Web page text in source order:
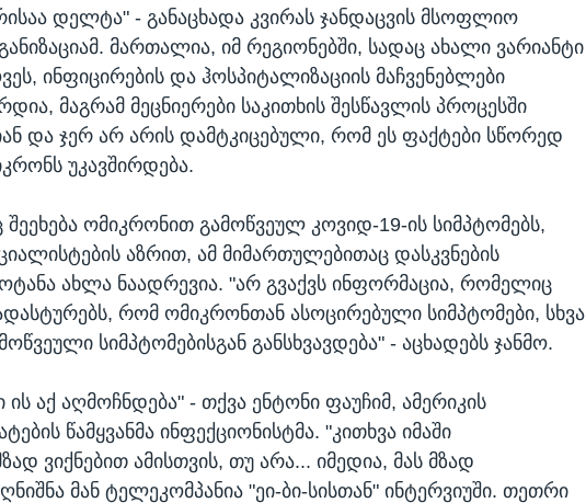
დელტა" - განაცხადა კვირას ჯანდაცვის მსოფლიო
მართალია, იმ რეგიონებში, სადაც ახალი ვარიანტი
ინფიცირების და ჰოსპიტალიზაციის მაჩვენებლები
მაგრამ მეცნიერები საკითხის შესწავლის პროცესში
და ჯერ არ არის დამტკიცებული, რომ ეს ფაქტები სწორედ
უკავშირდება.
შეეხება ომიკრონით გამოწვეულ კოვიდ-19-ის სიმპტომებს,
აზრით, ამ მიმართულებითაც დასკვნების
ახლა ნაადრევია. "არ გვაქვს ინფორმაცია, რომელიც
რომ ომიკრონთან ასოცირებული სიმპტომები, სხვა
სიმპტომებისგან განსხვავდება" - აცხადებს ჯანმო.
აქ აღმოჩნდება" - თქვა ენტონი ფაუჩიმ, ამერიკის
წამყვანმა ინფექციონისტმა. "კითხვა იმაში
ვიქნებით ამისთვის, თუ არა... იმედია, მას მზად
მან ტელეკომპანია "ეი-ბი-სისთან" ინტერვიუში. თეთრი